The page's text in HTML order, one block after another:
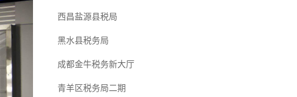
西昌盐源县税局
黑水县税务局
成都金牛税务新大厅
青羊区税务局二期